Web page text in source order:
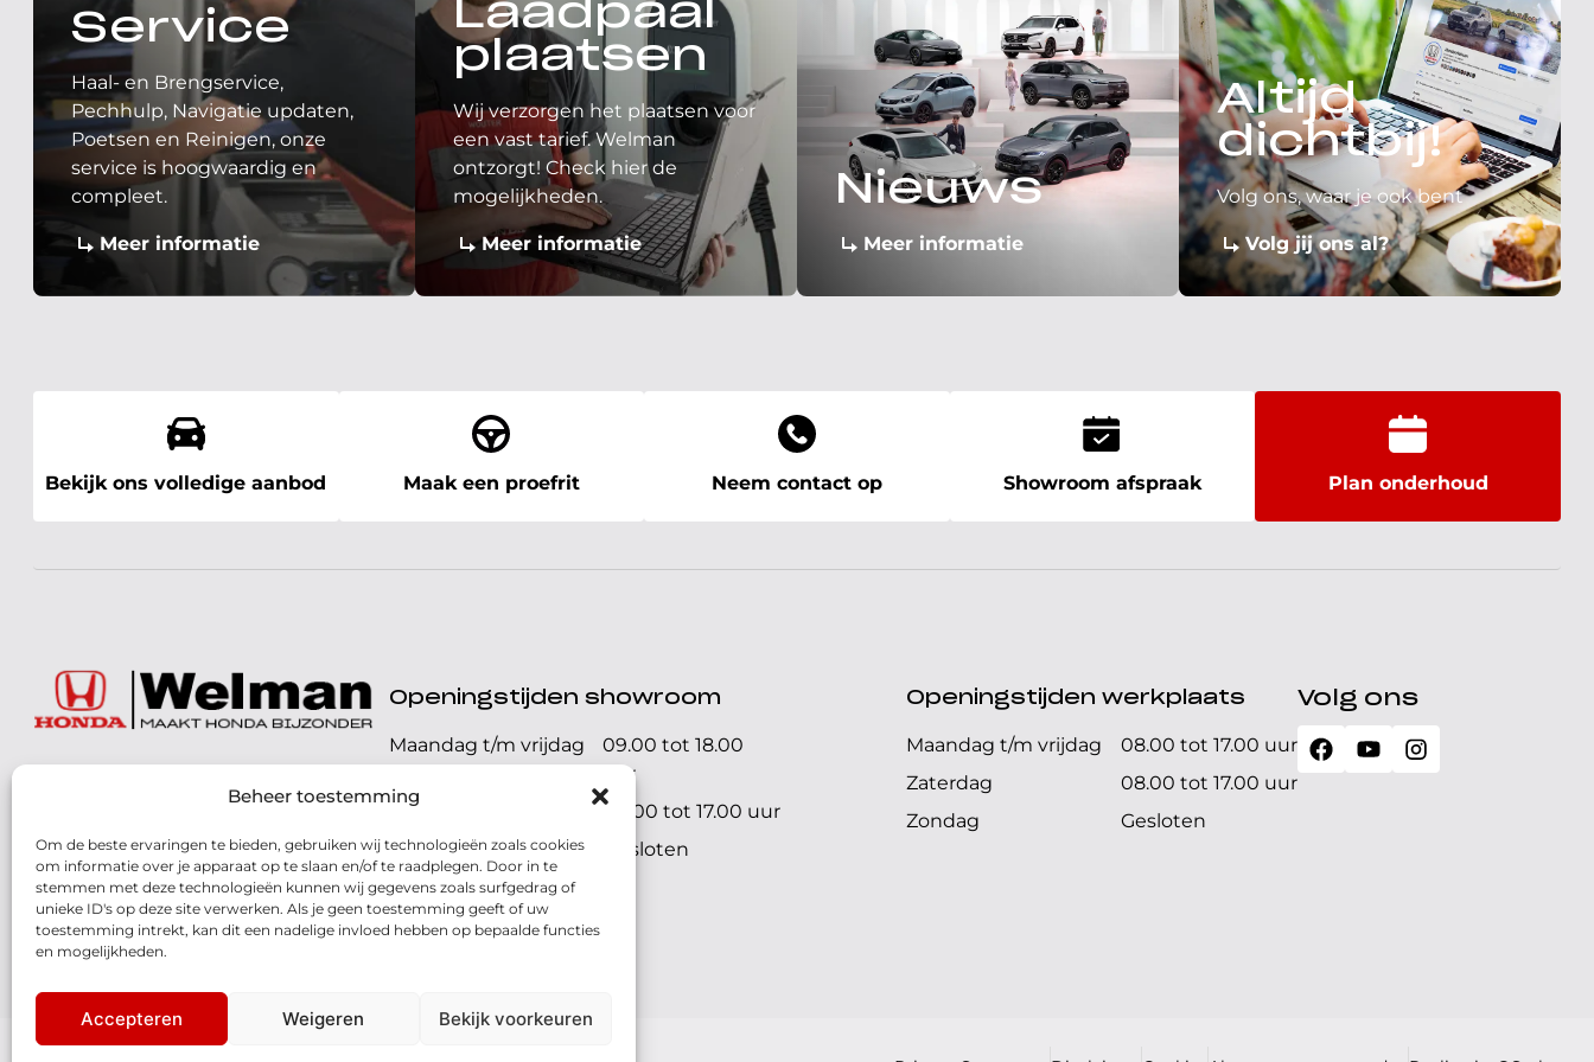
Beheer toestemming
Om de beste ervaringen te bieden, gebruiken wij technologieën zoals cookies
om informatie over je apparaat op te slaan en/of te raadplegen. Door in te
stemmen met deze technologieën kunnen wij gegevens zoals surfgedrag of
unieke ID's op deze site verwerken. Als je geen toestemming geeft of uw
toestemming intrekt, kan dit een nadelige invloed hebben op bepaalde functies
en mogelijkheden.
Accepteren Weigeren Bekijk voorkeuren
Service
Haal- en Brengservice,
Pechhulp, Navigatie updaten,
Poetsen en Reinigen, onze
service is hoogwaardig en
compleet.
Meer informatie
Laadpaal
plaatsen
Wij verzorgen het plaatsen voor
een vast tarief. Welman
ontzorgt! Check hier de
mogelijkheden.
Meer informatie
Nieuws
Meer informatie
Altijd
dichtbij!
Volg ons, waar je ook bent
Volg jij ons al?
Bekijk ons volledige aanbod Maak een proefrit Neem contact op Showroom afspraak Plan onderhoud
072 - 57 16 9 40
Parelweg 3, 1812 RS
Alkmaar
Routebeschrijving
Openingstijden showroom
Maandag t/m vrijdag
09.00 tot 18.00
uur
Zaterdag
09.00 tot 17.00 uur
Zondag
Gesloten
Openingstijden werkplaats
Maandag t/m vrijdag
08.00 tot 17.00 uur
Zaterdag
08.00 tot 17.00 uur
Zondag
Gesloten
Volg ons